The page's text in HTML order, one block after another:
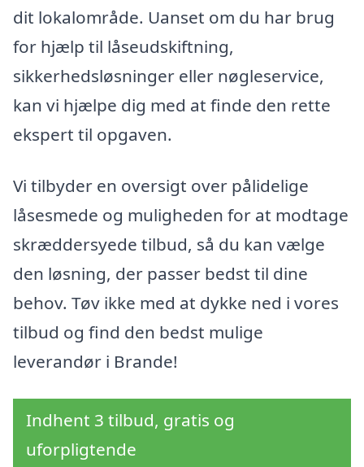
dit lokalområde. Uanset om du har brug
for hjælp til låseudskiftning,
sikkerhedsløsninger eller nøgleservice,
kan vi hjælpe dig med at finde den rette
ekspert til opgaven.
Vi tilbyder en oversigt over pålidelige
låsesmede og muligheden for at modtage
skræddersyede tilbud, så du kan vælge
den løsning, der passer bedst til dine
behov. Tøv ikke med at dykke ned i vores
tilbud og find den bedst mulige
leverandør i Brande!
Indhent 3 tilbud, gratis og
uforpligtende